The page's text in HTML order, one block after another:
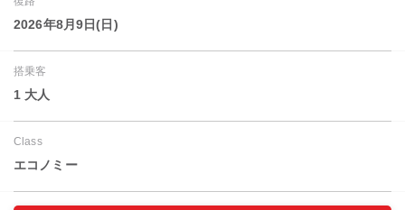
2026年8月9日(日)
搭乗客
1 大人
Class
エコノミー